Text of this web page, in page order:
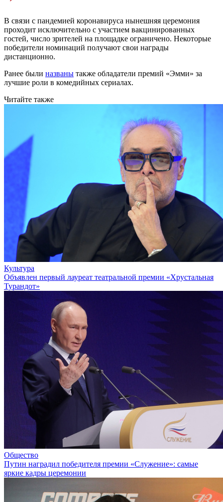
В связи с пандемией коронавируса нынешняя церемония
проходит исключительно с участием вакцинированных
гостей, число зрителей на площадке ограничено. Некоторые
победители номинаций получают свои награды
дистанционно.
Ранее были названы также обладатели премий «Эмми» за
лучшие роли в комедийных сериалах.
Читайте также
Культура
Объявлен первый лауреат театральной премии «Хрустальная
Турандот»
Общество
Путин наградил победителя премии «Служение»: самые
яркие кадры церемонии